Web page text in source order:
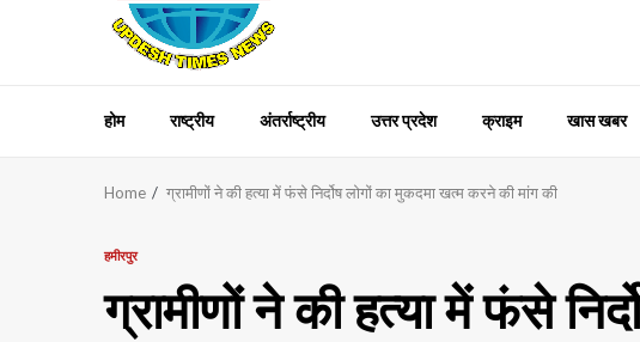
होम राष्ट्रीय अंतर्राष्ट्रीय उत्तर प्रदेश क्राइम खास खबर
Home ग्रामीणों ने की हत्या में फंसे निर्दोष लोगों का मुकदमा खत्म करने की मांग की
हमीरपुर
ग्रामीणों ने की हत्या में फंसे